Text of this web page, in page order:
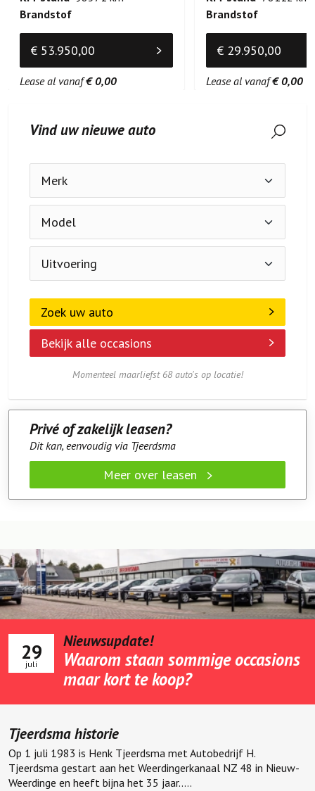
Vind uw nieuwe auto
Zoek uw auto
Bekijk alle occasions
Momenteel maarliefst 68 auto's op locatie!
Privé of zakelijk leasen?
Dit kan, eenvoudig via Tjeerdsma
Meer over leasen
Brandstof
€ 53.950,00
Lease al vanaf€ 0,00
Brandstof
€ 29.950,00
Lease al vanaf€ 0,00
29
juli
Nieuwsupdate!
Waarom staan sommige occasions
maar kort te koop?
Tjeerdsma historie
Op 1 juli 1983 is Henk Tjeerdsma met Autobedrijf H.
Tjeerdsma gestart aan het Weerdingerkanaal NZ 48 in Nieuw-
Weerdinge en heeft bijna het 35 jaar.....